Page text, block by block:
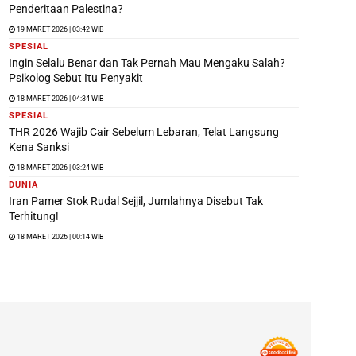
Penderitaan Palestina?
19 MARET 2026 | 03:42 WIB
SPESIAL
Ingin Selalu Benar dan Tak Pernah Mau Mengaku Salah?
Psikolog Sebut Itu Penyakit
18 MARET 2026 | 04:34 WIB
SPESIAL
THR 2026 Wajib Cair Sebelum Lebaran, Telat Langsung
Kena Sanksi
18 MARET 2026 | 03:24 WIB
DUNIA
Iran Pamer Stok Rudal Sejjil, Jumlahnya Disebut Tak
Terhitung!
18 MARET 2026 | 00:14 WIB